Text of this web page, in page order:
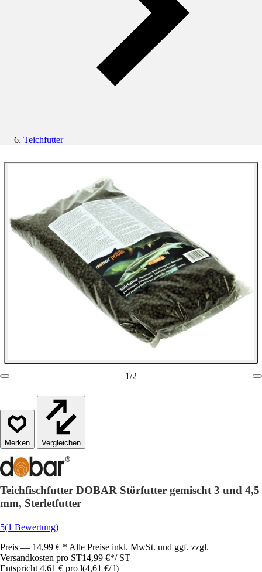
Teichfutter
1/2
Vergleichen
Teichfischfutter DOBAR Störfutter gemischt 3 und 4,5
mm, Sterletfutter
5(1 Bewertung)
Preis — 14,99 € * Alle Preise inkl. MwSt. und ggf. zzgl.
Versandkosten pro ST14,99 €*/ ST
Entspricht 4,61 € pro l(4,61 €/ l)